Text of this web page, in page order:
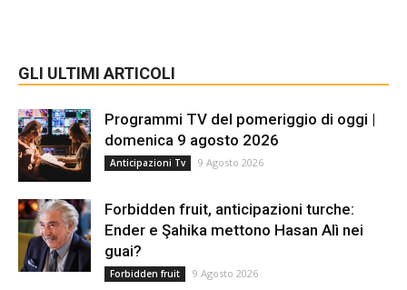
GLI ULTIMI ARTICOLI
Programmi TV del pomeriggio di oggi |
domenica 9 agosto 2026
Anticipazioni Tv 9 Agosto 2026
Forbidden fruit, anticipazioni turche:
Ender e Şahika mettono Hasan Alì nei
guai?
Forbidden fruit 9 Agosto 2026